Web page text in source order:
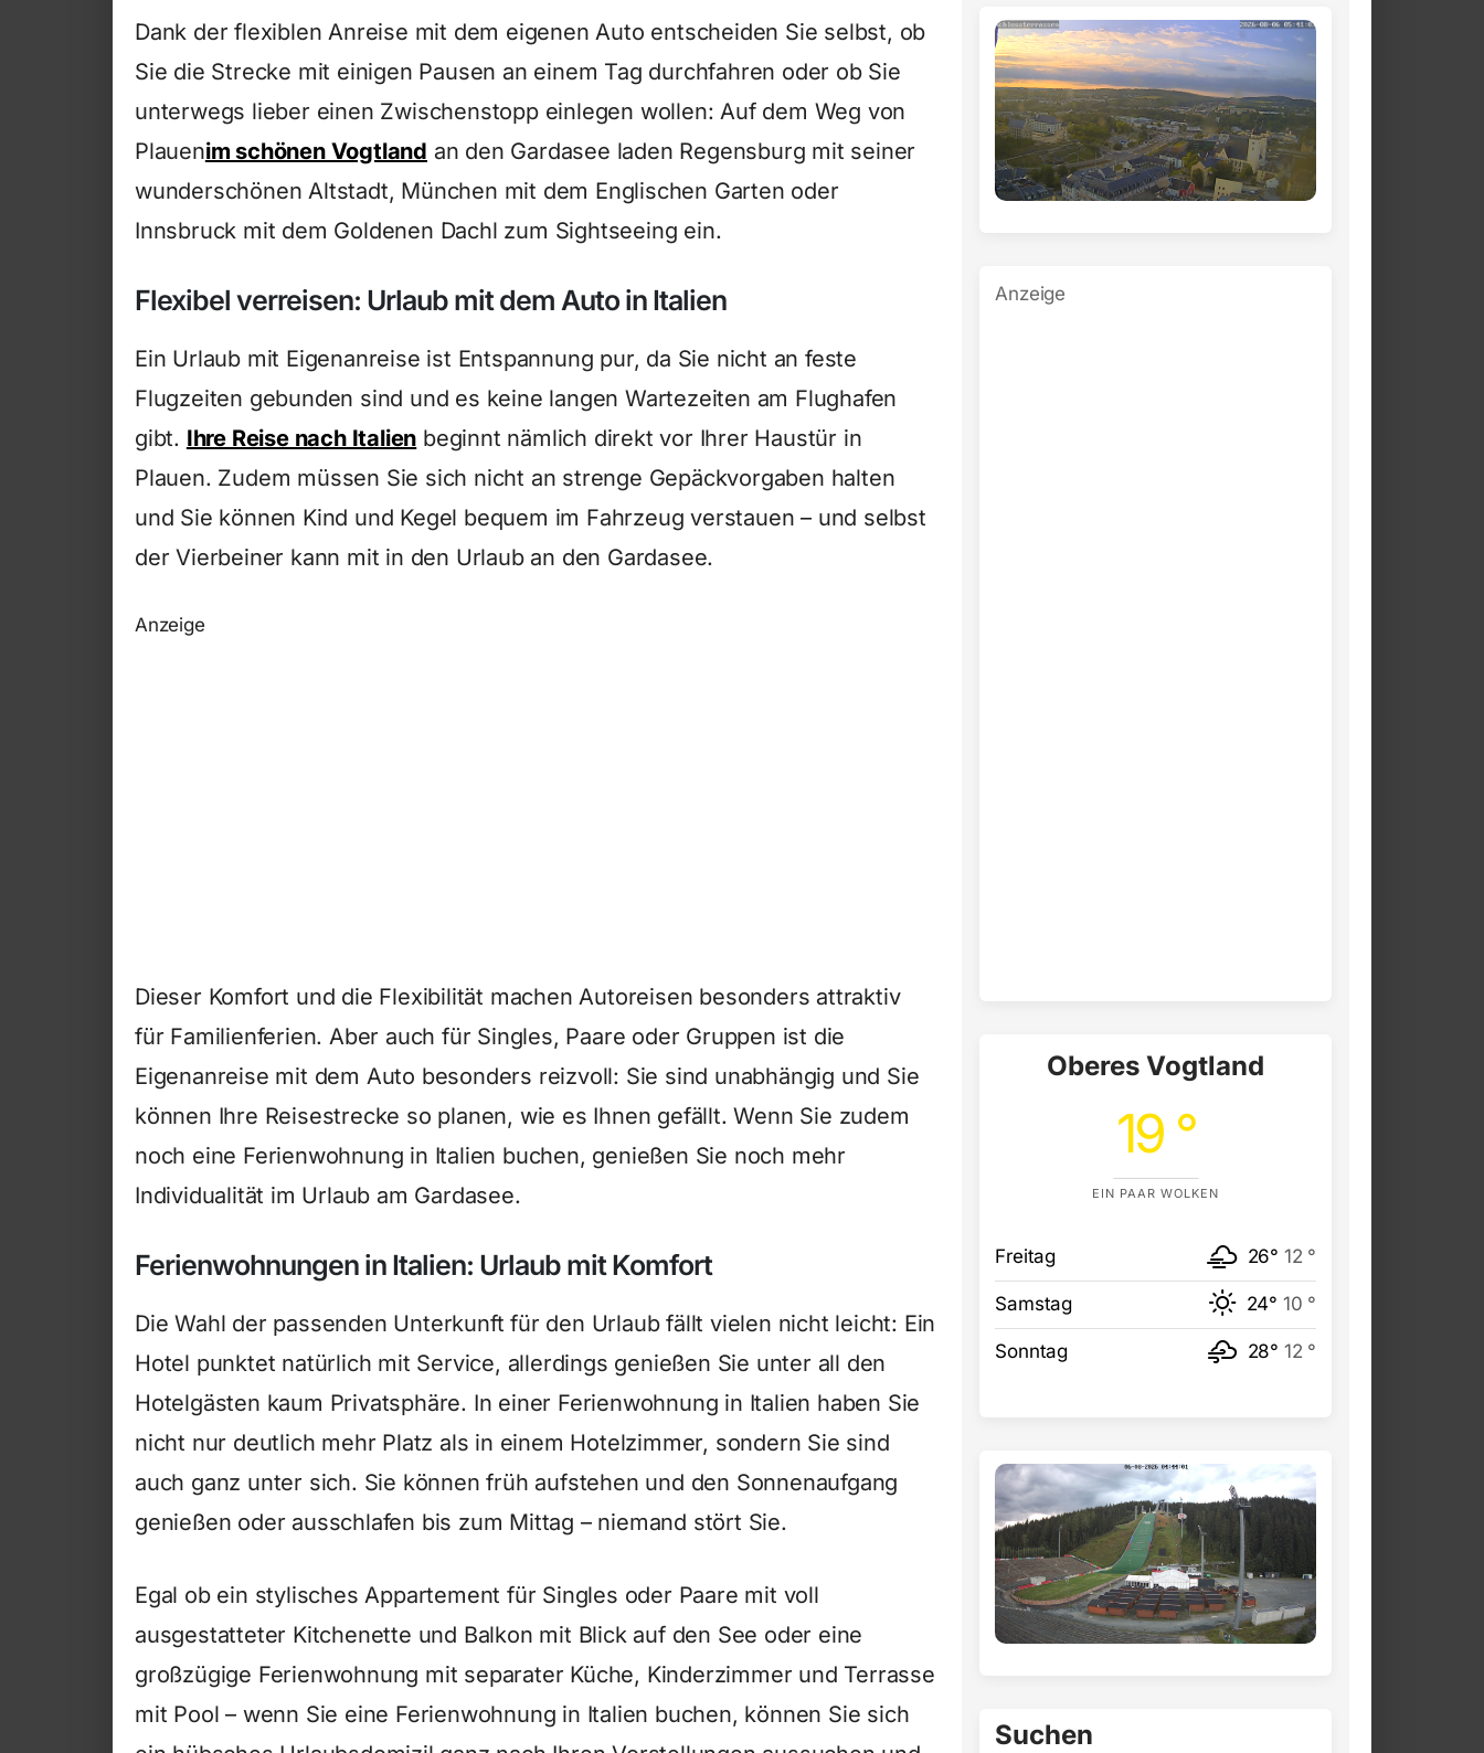
Dank der flexiblen Anreise mit dem eigenen Auto entscheiden Sie selbst, ob
Sie die Strecke mit einigen Pausen an einem Tag durchfahren oder ob Sie
unterwegs lieber einen Zwischenstopp einlegen wollen: Auf dem Weg von
Plauenim schönen Vogtland an den Gardasee laden Regensburg mit seiner
wunderschönen Altstadt, München mit dem Englischen Garten oder
Innsbruck mit dem Goldenen Dachl zum Sightseeing ein.
Flexibel verreisen: Urlaub mit dem Auto in Italien
Ein Urlaub mit Eigenanreise ist Entspannung pur, da Sie nicht an feste
Flugzeiten gebunden sind und es keine langen Wartezeiten am Flughafen
gibt. Ihre Reise nach Italien beginnt nämlich direkt vor Ihrer Haustür in
Plauen. Zudem müssen Sie sich nicht an strenge Gepäckvorgaben halten
und Sie können Kind und Kegel bequem im Fahrzeug verstauen – und selbst
der Vierbeiner kann mit in den Urlaub an den Gardasee.
Anzeige
Dieser Komfort und die Flexibilität machen Autoreisen besonders attraktiv
für Familienferien. Aber auch für Singles, Paare oder Gruppen ist die
Eigenanreise mit dem Auto besonders reizvoll: Sie sind unabhängig und Sie
können Ihre Reisestrecke so planen, wie es Ihnen gefällt. Wenn Sie zudem
noch eine Ferienwohnung in Italien buchen, genießen Sie noch mehr
Individualität im Urlaub am Gardasee.
Ferienwohnungen in Italien: Urlaub mit Komfort
Die Wahl der passenden Unterkunft für den Urlaub fällt vielen nicht leicht: Ein
Hotel punktet natürlich mit Service, allerdings genießen Sie unter all den
Hotelgästen kaum Privatsphäre. In einer Ferienwohnung in Italien haben Sie
nicht nur deutlich mehr Platz als in einem Hotelzimmer, sondern Sie sind
auch ganz unter sich. Sie können früh aufstehen und den Sonnenaufgang
genießen oder ausschlafen bis zum Mittag – niemand stört Sie.
Egal ob ein stylisches Appartement für Singles oder Paare mit voll
ausgestatteter Kitchenette und Balkon mit Blick auf den See oder eine
großzügige Ferienwohnung mit separater Küche, Kinderzimmer und Terrasse
mit Pool – wenn Sie eine Ferienwohnung in Italien buchen, können Sie sich
Anzeige
Oberes Vogtland
19 °
EIN PAAR WOLKEN
Freitag 26° 12 °
Samstag 24° 10 °
Sonntag 28° 12 °
Suchen